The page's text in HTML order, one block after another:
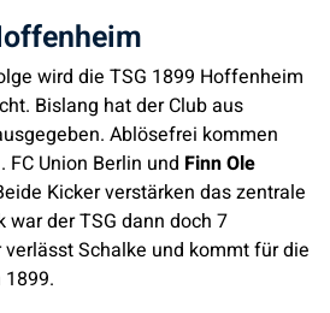
wird die TSG 1899 Hoffenheim
Bislang hat der Club aus
Ablösefrei kommen
FC Union Berlin und Finn Ole
Kicker verstärken das zentrale
der TSG dann doch 7
Schalke und kommt für die